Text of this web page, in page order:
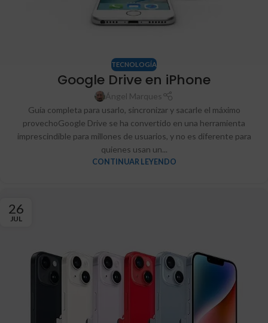
TECNOLOGÍA
Google Drive en iPhone
Ángel Marques
Guía completa para usarlo, sincronizar y sacarle el máximo
provechoGoogle Drive se ha convertido en una herramienta
imprescindible para millones de usuarios, y no es diferente para
quienes usan un...
CONTINUAR LEYENDO
26
JUL